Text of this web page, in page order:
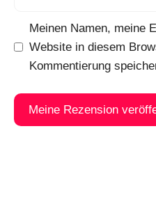
Meinen Namen, meine
Website in diesem
Kommentierung